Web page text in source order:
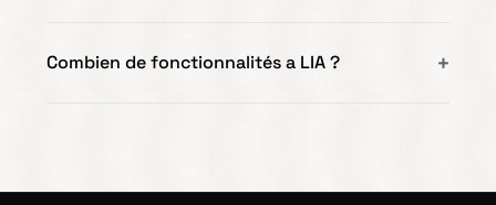
Combien de fonctionnalités a LIA ?